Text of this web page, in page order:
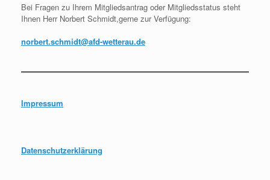
Bei Fragen zu Ihrem Mitgliedsantrag oder Mitgliedsstatus steht
Ihnen Herr Norbert Schmidt,gerne zur Verfügung:
norbert.schmidt@afd-wetterau.de
Impressum
Datenschutzerklärung